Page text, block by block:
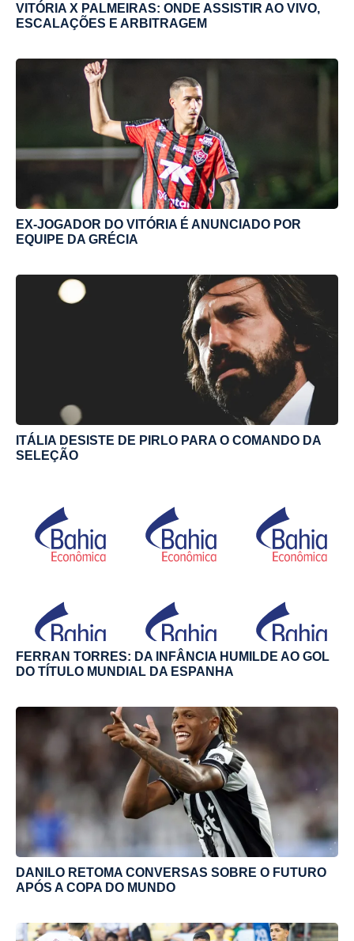
VITÓRIA X PALMEIRAS: ONDE ASSISTIR AO VIVO,
ESCALAÇÕES E ARBITRAGEM
EX-JOGADOR DO VITÓRIA É ANUNCIADO POR
EQUIPE DA GRÉCIA
ITÁLIA DESISTE DE PIRLO PARA O COMANDO DA
SELEÇÃO
FERRAN TORRES: DA INFÂNCIA HUMILDE AO GOL
DO TÍTULO MUNDIAL DA ESPANHA
DANILO RETOMA CONVERSAS SOBRE O FUTURO
APÓS A COPA DO MUNDO